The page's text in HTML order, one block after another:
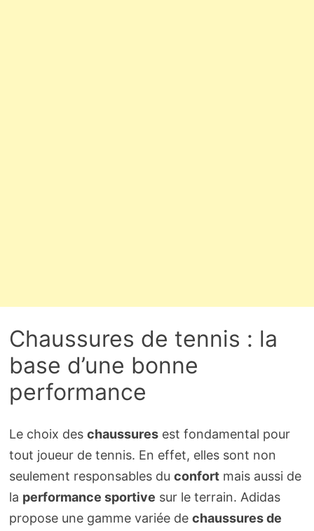
Chaussures de tennis : la
base d’une bonne
performance
Le choix des chaussuresest fondamental pour
tout joueur de tennis. En effet, elles sont non
seulement responsables du confortmais aussi de
la performance sportive sur le terrain. Adidas
propose une gamme variée de chaussures de